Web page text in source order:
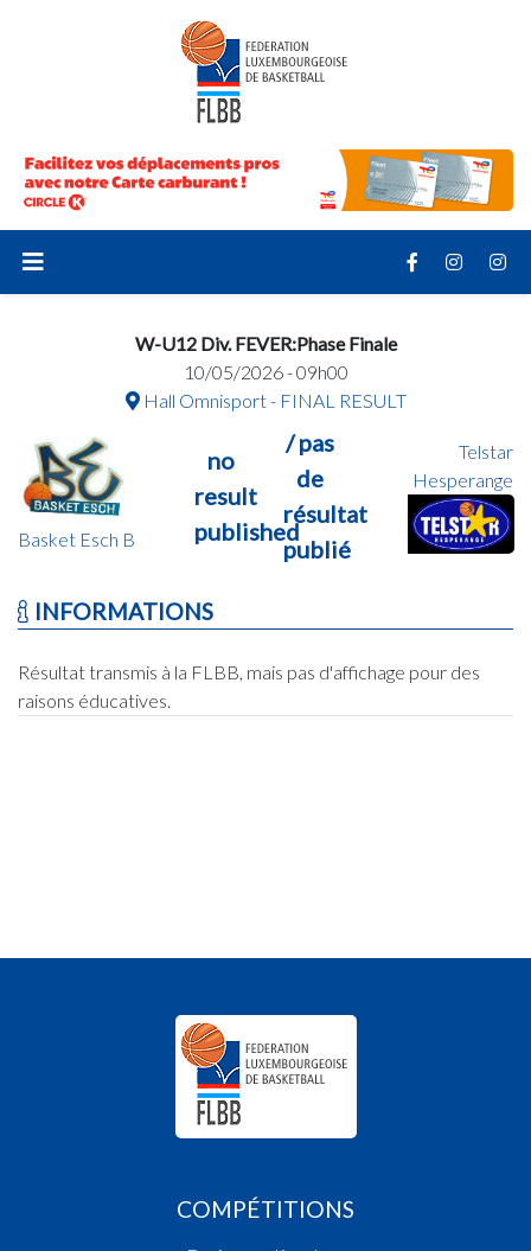
W-U12 Div. FEVER:Phase Finale
10/05/2026 - 09h00
Hall Omnisport - FINAL RESULT
Basket Esch B
no
result
published
/ pas
de
résultat
publié
Telstar
Hesperange
INFORMATIONS
Résultat transmis à la FLBB, mais pas d'affichage pour des
raisons éducatives.
COMPÉTITIONS